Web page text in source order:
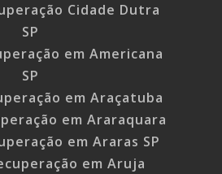
Cidade Dutra
SP
em Americana
SP
em Araçatuba
em Araraquara
em Araras SP
em Aruja